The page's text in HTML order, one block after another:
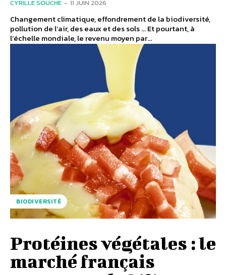
CYRILLE SOUCHE - 11 JUIN 2026
Changement climatique, effondrement de la biodiversité,
pollution de l’air, des eaux et des sols … Et pourtant, à
l’échelle mondiale, le revenu moyen par...
BIODIVERSITÉ
Protéines végétales : le
marché français